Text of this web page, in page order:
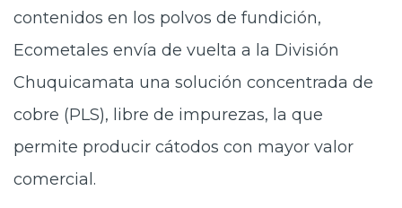
contenidos en los polvos de fundición,
Ecometales envía de vuelta a la División
Chuquicamata una solución concentrada de
cobre (PLS), libre de impurezas, la que
permite producir cátodos con mayor valor
comercial.